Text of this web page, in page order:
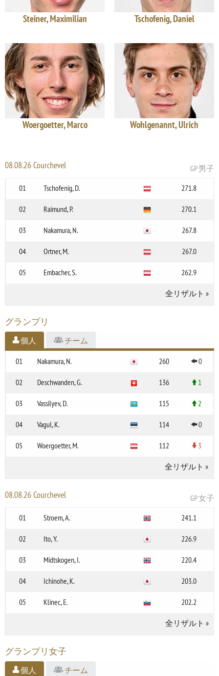
Steiner, Maximilian Tschofenig, Daniel
Woergoetter, Marco Wohlgenannt, Ulrich
08.08.26 Courchevel
GP 男子
01
Tschofenig, D. 271.8
02 Raimund, P. 270.1
03 Nakamura, N. 267.8
04 Ortner, M. 267.0
05 Embacher, S. 262.9
全リザルト »
グランプリ
個人 チーム
01 Nakamura, N. 260 0
02 Deschwanden, G. 136 1
03 Vassilyev, D. 115 2
04 Vagul, K. 114 0
05 Woergoetter, M. 112 3
全リザルト »
08.08.26 Courchevel
GP 女子
01
Stroem, A. 241.1
02 Ito, Y. 226.9
03 Midtskogen, I. 220.4
04 Ichinohe, K. 203.0
05 Klinec, E. 202.2
全リザルト »
グランプリ女子
個人 チーム